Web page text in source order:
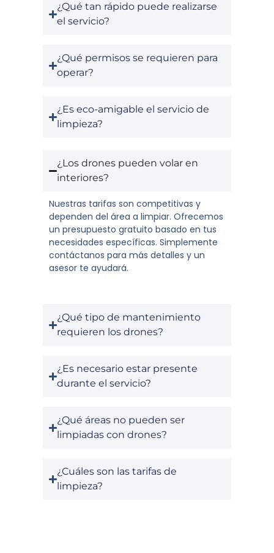
¿Qué tan rápido puede realizarse
el servicio?
¿Qué permisos se requieren para
operar?
¿Es eco-amigable el servicio de
limpieza?
¿Los drones pueden volar en
interiores?
Nuestras tarifas son competitivas y
dependen del área a limpiar. Ofrecemos
un presupuesto gratuito basado en tus
necesidades específicas. Simplemente
contáctanos para más detalles y un
asesor te ayudará.
¿Qué tipo de mantenimiento
requieren los drones?
¿Es necesario estar presente
durante el servicio?
¿Qué áreas no pueden ser
limpiadas con drones?
¿Cuáles son las tarifas de
limpieza?